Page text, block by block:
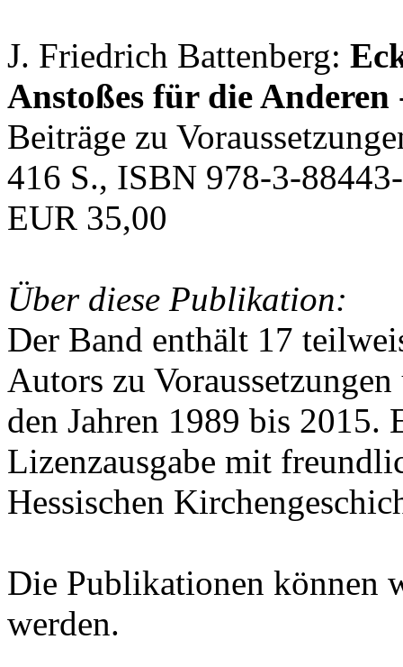
J. Friedrich Battenberg:
Anstoßes für die Anderen
Beiträge zu
416 S., ISBN 978-3-
EUR 35,00
Über diese Publikation:
Der Band enthält 17
Autors zu
den Jahren 1989 bis 2015.
Lizenzausgabe mit
Hessischen
Die Publikationen können
werden.